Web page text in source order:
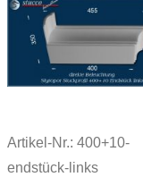
Artikel-Nr.: 400+10-
endstück-links